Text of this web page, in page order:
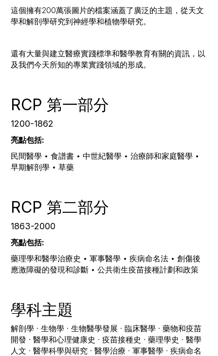
這個擁有200萬張圖片的檔案涵蓋了廣泛的主題，從天文
學和解剖學研究到神經學和植物學研究。
還有大量與建立醫療實踐標準和醫學教育有關的資訊，以
及我們今天所知的專業實踐領域的形成。
RCP 第一部分
1200-1862
亮點包括:
民間醫學 • 食譜書 • 中世紀醫學 • 治療師和家庭醫學 •
早期解剖學 • 草藥
RCP 第二部分
1863-2000
亮點包括:
藥理學和醫學治療史 • 軍事醫學 • 疾病命名法 • 創傷後
應激障礙的發現和診斷 • 公共衛生疫苗接種計劃和政策
學科主題
解剖學 · ‍生物學 · 生物醫學發展 · 臨床醫學 · 藥物和疫苗
開發 · 醫學和心理健康史 · 疫苗接種史 · 藥理學史 · 醫學
人文 · 醫學科學與研究 · 醫學治療 · 軍事醫學 · 疾病命名